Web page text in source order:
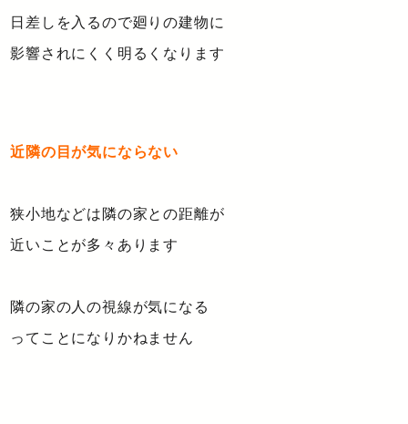
日差しを入るので廻りの建物に
影響されにくく明るくなります
近隣の目が気にならない
狭小地などは隣の家との距離が
近いことが多々あります
隣の家の人の視線が気になる
ってことになりかねません